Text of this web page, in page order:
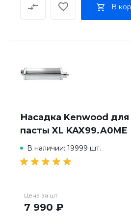
В
Насадка Kenwood для
пасты XL KAX99.A0ME
В наличии: 19999 шт.
Цена за шт
7 990 ₽